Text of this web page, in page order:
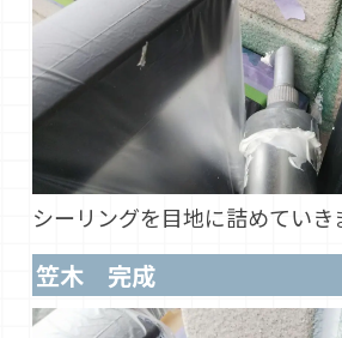
シーリングを目地に詰めていき
笠木 完成